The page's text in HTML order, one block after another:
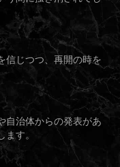
信じつつ、再開の時を
自治体からの発表があ
す。